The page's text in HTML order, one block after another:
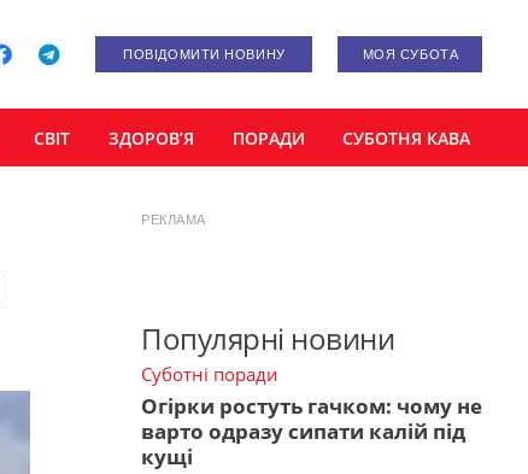
ПОВІДОМИТИ НОВИНУ МОЯ СУБОТА
СВІТ ЗДОРОВ’Я ПОРАДИ СУБОТНЯ КАВА
РЕКЛАМА
Популярні новини
Суботні поради
Огірки ростуть гачком: чому не
варто одразу сипати калій під
кущі